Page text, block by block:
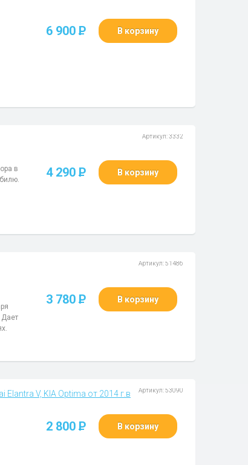
6 900 P В корзину
Артикул: 3332
4 290 P В корзину
в
Артикул: 51486
3 780 P В корзину
Дает
Артикул: 53090
Elantra V, KIA Optima от 2014 г.в
2 800 P В корзину